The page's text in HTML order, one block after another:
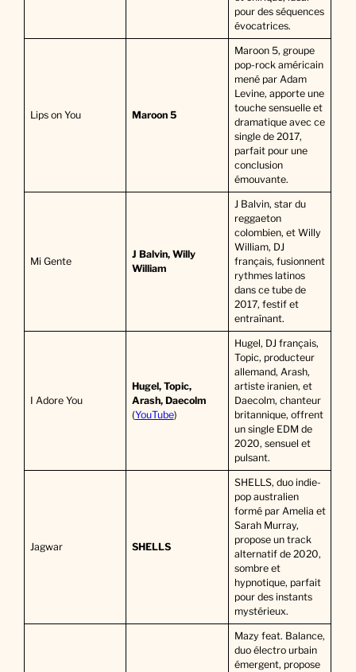
pour des séquences
évocatrices.
Lips on You Maroon 5
Maroon 5, groupe
pop-rock américain
mené par Adam
Levine, apporte une
touche sensuelle et
dramatique avec ce
single de 2017,
parfait pour une
conclusion
émouvante.
Mi Gente
J Balvin, Willy
William
J Balvin, star du
reggaeton
colombien, et Willy
William, DJ
français, fusionnent
rythmes latinos
dans ce tube de
2017, festif et
entraînant.
I Adore You
Hugel, Topic,
Arash, Daecolm
(YouTube)
Hugel, DJ français,
Topic, producteur
allemand, Arash,
artiste iranien, et
Daecolm, chanteur
britannique, offrent
un single EDM de
2020, sensuel et
pulsant.
Jagwar SHELLS
SHELLS, duo indie-
pop australien
formé par Amelia et
Sarah Murray,
propose un track
alternatif de 2020,
sombre et
hypnotique, parfait
pour des instants
mystérieux.
Mazy feat. Balance,
duo électro urbain
émergent, propose